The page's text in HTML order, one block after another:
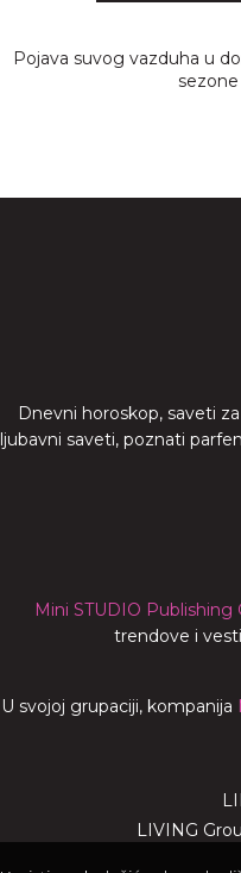
Pojava suvog vazduha u
sezone
Dnevni horoskop, saveti
ljubavni saveti, poznati
Mini STUDIO Publishing
trendove i
U svojoj grupaciji, kompanija
LIVING